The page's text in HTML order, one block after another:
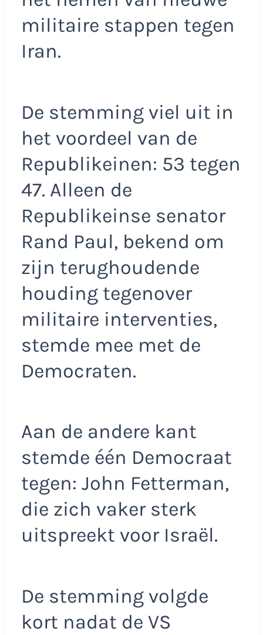
militaire stappen tegen
Iran.
De stemming viel uit in
het voordeel van de
Republikeinen: 53 tegen
47. Alleen de
Republikeinse senator
Rand Paul, bekend om
zijn terughoudende
houding tegenover
militaire interventies,
stemde mee met de
Democraten.
Aan de andere kant
stemde één Democraat
tegen: John Fetterman,
die zich vaker sterk
uitspreekt voor Israël.
De stemming volgde
kort nadat de VS